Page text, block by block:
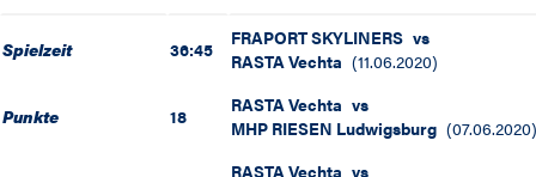
Spielzeit 36:45 FRAPORT SKYLINERS vs
RASTA Vechta (11.06.2020)
Punkte 18 RASTA Vechta vs
MHP RIESEN Ludwigsburg (07.06.2020)
RASTA Vechta vs